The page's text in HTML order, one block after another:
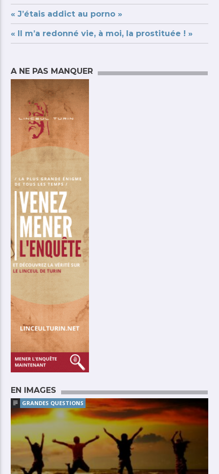
« J’étais addict au porno »
« Il m’a redonné vie, à moi, la prostituée ! »
A NE PAS MANQUER
EN IMAGES
GRANDES QUESTIONS